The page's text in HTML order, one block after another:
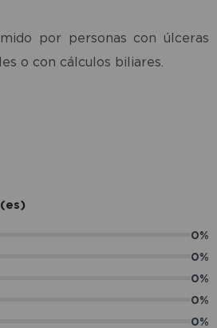
por personas con úlceras
o con cálculos biliares.
0%
0%
0%
0%
0%